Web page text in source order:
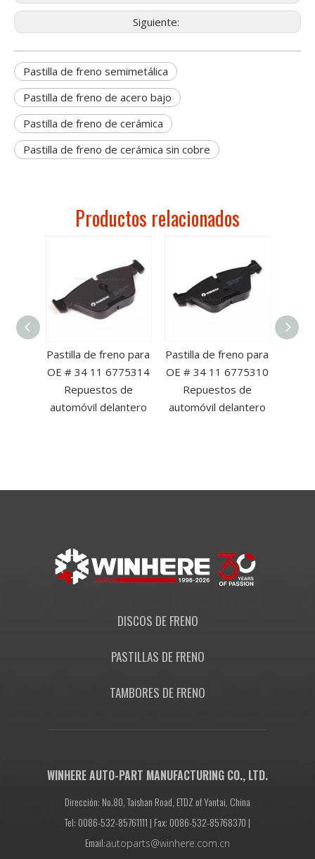
Siguiente:
Pastilla de freno semimetálica
Pastilla de freno de acero bajo
Pastilla de freno de cerámica
Pastilla de freno de cerámica sin cobre
Productos relacionados
Pastilla de freno para
OE # 34 11 6775314
Repuestos de
automóvil delantero
Pastilla de freno para
OE # 34 11 6775310
Repuestos de
automóvil delantero
DISCOS DE FRENO
PASTILLAS DE FRENO
TAMBORES DE FRENO
WINHERE AUTO-PART MANUFACTURING CO., LTD.
Dirección: No.80, Taishan Road, ETDZ of Yantai, China
Tel: 0086-532-85761111 | Fax: 0086-532-85768370 |
Email:autoparts@winhere.com.cn